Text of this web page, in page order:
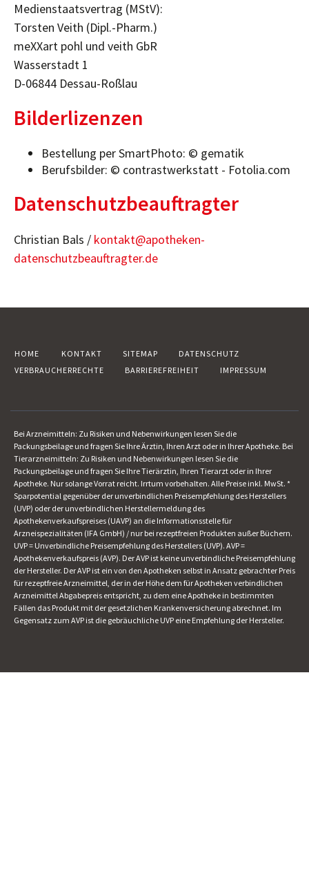
Medienstaatsvertrag (MStV):
Torsten Veith (Dipl.-Pharm.)
meXXart pohl und veith GbR
Wasserstadt 1
D-06844 Dessau-Roßlau
Bilderlizenzen
Bestellung per SmartPhoto: © gematik
Berufsbilder: © contrastwerkstatt - Fotolia.com
Datenschutzbeauftragter
Christian Bals / kontakt@apotheken-
datenschutzbeauftragter.de
HOME KONTAKT SITEMAP
DATENSCHUTZ
VERBRAUCHERRECHTE
BARRIEREFREIHEIT IMPRESSUM
Bei Arzneimitteln: Zu Risiken und Nebenwirkungen lesen Sie die
Packungsbeilage und fragen Sie Ihre Ärztin, Ihren Arzt oder in Ihrer Apotheke. Bei
Tierarzneimitteln: Zu Risiken und Nebenwirkungen lesen Sie die
Packungsbeilage und fragen Sie Ihre Tierärztin, Ihren Tierarzt oder in Ihrer
Apotheke. Nur solange Vorrat reicht. Irrtum vorbehalten. Alle Preise inkl. MwSt. *
Sparpotential gegenüber der unverbindlichen Preisempfehlung des Herstellers
(UVP) oder der unverbindlichen Herstellermeldung des
Apothekenverkaufspreises (UAVP) an die Informationsstelle für
Arzneispezialitäten (IFA GmbH) / nur bei rezeptfreien Produkten außer Büchern.
UVP = Unverbindliche Preisempfehlung des Herstellers (UVP). AVP =
Apothekenverkaufspreis (AVP). Der AVP ist keine unverbindliche Preisempfehlung
der Hersteller. Der AVP ist ein von den Apotheken selbst in Ansatz gebrachter Preis
für rezeptfreie Arzneimittel, der in der Höhe dem für Apotheken verbindlichen
Arzneimittel Abgabepreis entspricht, zu dem eine Apotheke in bestimmten
Fällen das Produkt mit der gesetzlichen Krankenversicherung abrechnet. Im
Gegensatz zum AVP ist die gebräuchliche UVP eine Empfehlung der Hersteller.